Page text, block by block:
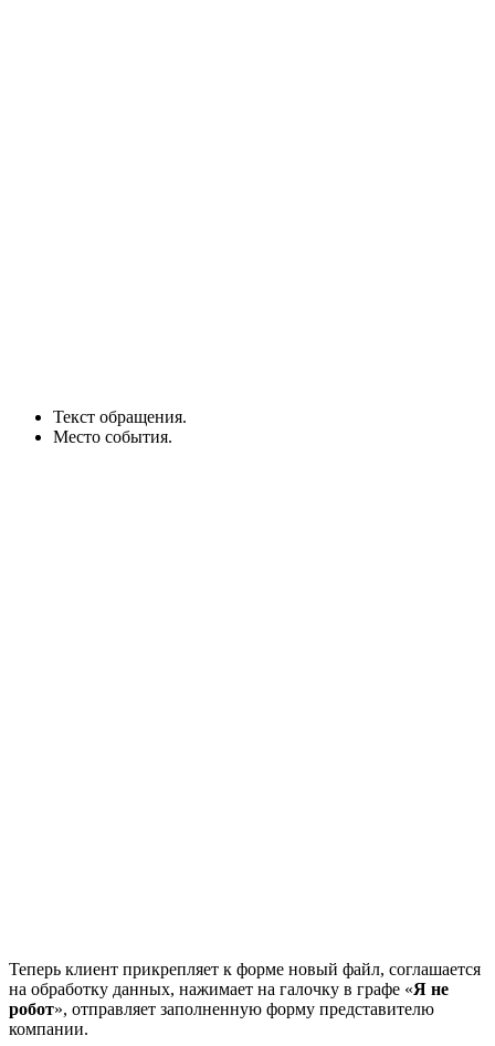
Текст обращения.
Место события.
Теперь клиент прикрепляет к форме новый файл, соглашается
на обработку данных, нажимает на галочку в графе «Я не
робот», отправляет заполненную форму представителю
компании.